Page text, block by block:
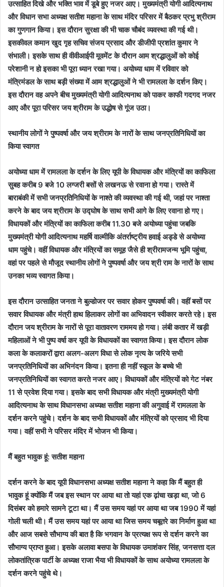
उत्साहित दिखे और भक्ति भाव में डूबे हुए नजर आए। मुख्यमंत्री योगी आदित्यनाथ
और विधान सभा अध्यक्ष सतीश महाना के साथ मंदिर परिसर में बैठकर प्रभु श्रीराम
का गुणगान किया। इस दौरान सुरक्षा की भी चाक चौबंद व्यवस्था की गई थी।
इसकीवल कमान खुद गृह सचिव संजय प्रसाद और डीजीपी प्रशांत कुमार ने
संभाली। इसके साथ ही वीवीआईपी मूवमेंट के दौरान आम श्रद्धालुओं को कोई
परेशानी न हो इसका भी पूरा ध्यान रखा गया। अयोध्या धाम में रविवार को
मंत्रिमंडल के साथ बड़ी संख्या में आम श्रद्धालुओं ने भी रामलला के दर्शन किए।
इस दौरान वह अपने बीच मुख्यमंत्री योगी आदित्यनाथ को पाकर काफी गदगद नजर
आए और पूरा परिसर जय श्रीराम के उद्धोष से गूंज उठा।
स्थानीय लोगों ने पुष्पवर्षा और जय श्रीराम के नारों के साथ जनप्रतिनिधियों का
किया स्वागत
अयोध्या धाम में रामलला के दर्शन के लिए यूपी के विधायक और मंत्रियों का काफिला
सुबह करीब 9 बजे 10 लग्जरी बसों से लखनऊ से रवाना हो गया। रास्ते में
बाराबंकी में सभी जनप्रतिनिधियों के नाश्ते की व्यवस्था की गई थी, जहां पर नाश्ता
करने के बाद जय श्रीराम के उद्घोष के साथ सभी आगे के लिए रवाना हो गए।
विधायकों और मंत्रियों का काफिला करीब 11.30 बजे अयोध्या पहुंचा जबकि
मुख्यमंत्री योगी आदित्यनाथ महर्षि वाल्मीकि अंतर्राष्ट्रीय हवाई अड्डे से अयोध्या
धाम पहुंचे। वहीं विधायक और मंत्रियों का समूह जैसे ही श्रीरामजन्म भूमि पहुंचा,
वहां पर पहले से मौजूद स्थानीय लोगों ने पुष्पवर्षा और जय श्री राम के नारों के साथ
उनका भव्य स्वागत किया।
इस दौरान उत्साहित जनता ने बुल्डोजर पर सवार होकर पुष्पवर्षा की। वहीं बसों पर
सवार विधायक और मंत्री हाथ हिलाकर लोगों का अभिवादन स्वीकार करते रहे। इस
दौरान जय श्रीराम के नारों से पूरा वातावरण राममय हो गया। लंबी कतार में खड़ी
महिलाओं ने भी पुष्प वर्षा कर यूपी के विधायकों का स्वागत किया। इस दौरान लोक
कला के कलाकरों द्वारा अलग-अलग विधा से लोक नृत्य के जरिये सभी
जनप्रतिनिधियों का अभिनंदन किया। इतना ही नहीं स्कूल के बच्चे भी
जनप्रतिनिधियों का स्वागत करते नजर आए। विधायकों और मंत्रियों को गेट नंबर
11 से प्रवेश दिया गया। इसके बाद सभी विधायक और मंत्री मुख्यमंत्री योगी
आदित्यनाथ के साथ विधानसभा अध्यक्ष सतीश महाना की अगुवाई में रामलला के
दर्शन करने पहुंचे। दर्शन के बाद सभी विधायकों और मंत्रियों को प्रसाद भी दिया
गया। वहीं सभी ने परिसर मंदिर में भोजन भी किया।
मैं बहुत भावुक हूं: सतीश महाना
दर्शन करने के बाद यूपी विधानसभा अध्यक्ष सतीश महाना ने कहा कि मैं बहुत ही
भावुक हूं क्योंकि मैं जब इस स्थान पर आया था तो यहां एक ढ़ांचा खड़ा था, जो 6
दिसंबर को हमारे सामने टूटा था। मैं उस समय यहां पर आया था जब 1990 में यहां
गोली चली थी। मैं उस समय यहां पर आया था जिस समय चबूतरे का निर्माण हुआ था
और आज सबसे सौभाग्य की बात है कि भगवान के प्रत्यक्ष रूप से दर्शन करने का
सौभाग्य प्राप्त हुआ। इसके अलावा बसपा के विधायक उमाशंकर सिंह, जनसत्ता दल
लोकतांत्रिक पार्टी के अध्यक्ष राजा भैया भी विधायकों के साथ अयोध्या रामलला के
दर्शन करने पहुंचे थे।